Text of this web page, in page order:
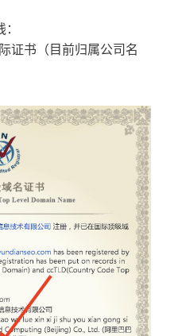
证书（目前归属公司名